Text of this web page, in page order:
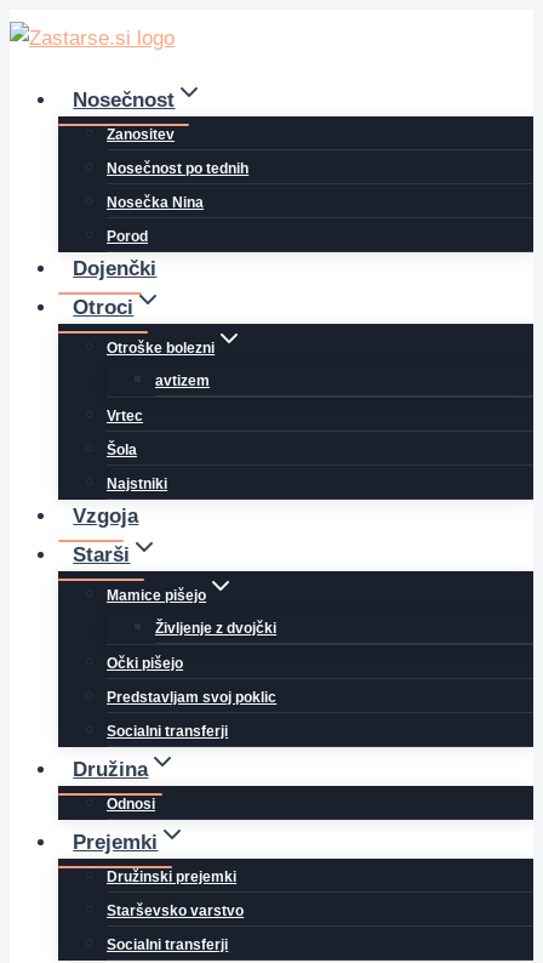
Skip
contentNosečnost
Zanositev
Nosečnost po tednih
Nosečka Nina
Porod
Dojenčki
Otroci
Otroške bolezni
avtizem
Vrtec
Šola
Najstniki
Vzgoja
Starši
Mamice pišejo
Življenje z dvojčki
Očki pišejo
Predstavljam svoj poklic
Socialni transferji
Družina
Odnosi
Prejemki
Družinski prejemki
Starševsko varstvo
Socialni transferji